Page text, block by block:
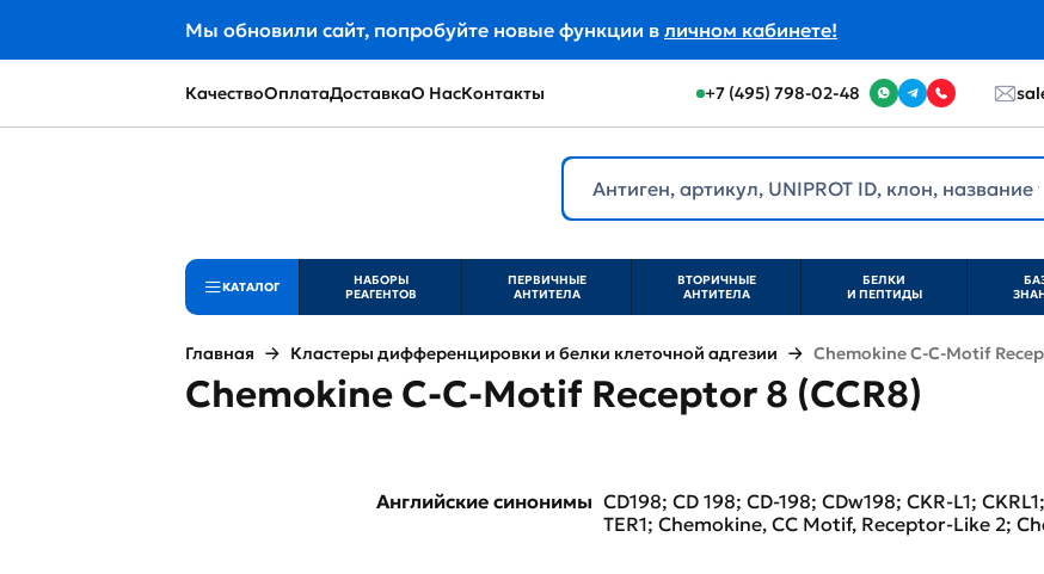
Мы обновили сайт, попробуйте новые функции в личном кабинете!
КачествоОплатаДоставкаО НасКонтакты +7 (495) 798-02-48
КАТАЛОГ
НАБОРЫ
РЕАГЕНТОВ
ПЕРВИЧНЫЕ
АНТИТЕЛА
ВТОРИЧНЫЕ
АНТИТЕЛА
БЕЛКИ
И ПЕПТИДЫ
Главная Кластеры дифференцировки и белки клеточной адгезии Chemokine C-C-Motif
Chemokine C-C-Motif Receptor 8 (CCR8)
Английские синонимы CD198; CD 198; CD-198; CDw198; CKR-L1;
TER1; Chemokine, CC Motif, Receptor-Like 2;